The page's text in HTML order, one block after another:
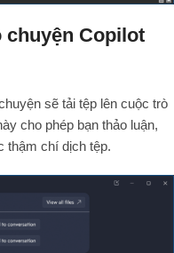
chuyện Copilot
sẽ tải tệp lên cuộc trò
cho phép bạn thảo luận,
thậm chí dịch tệp.